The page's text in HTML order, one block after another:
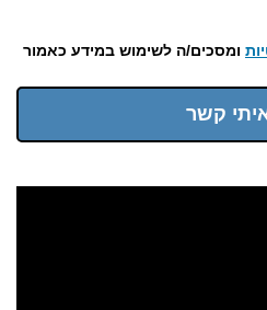
ומסכים/ה לשימוש במידע כאמור
קשר